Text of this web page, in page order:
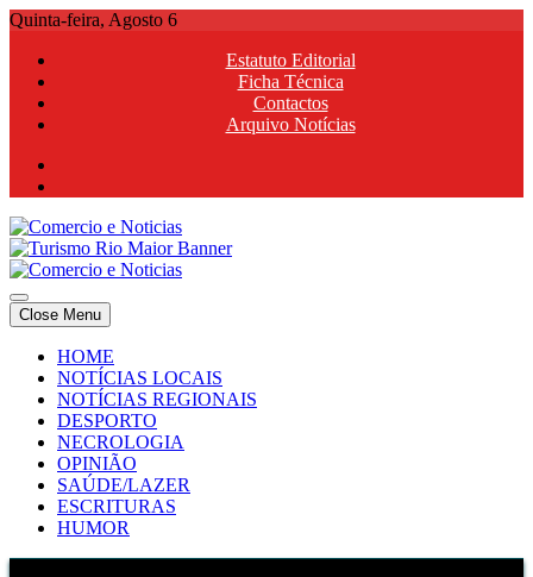
Skip
content
Quinta-feira, Agosto 6
Estatuto Editorial
Ficha Técnica
Contactos
Arquivo Notícias
Comercio e Noticias
Notícias e Publicidade Online
Comercio e Noticias
Notícias e Publicidade Online
Close Menu
HOME
NOTÍCIAS LOCAIS
NOTÍCIAS REGIONAIS
DESPORTO
NECROLOGIA
OPINIÃO
SAÚDE/LAZER
ESCRITURAS
HUMOR